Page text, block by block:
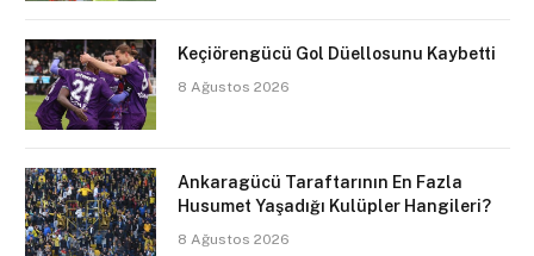
Keçiörengücü Gol Düellosunu Kaybetti
8 Ağustos 2026
Ankaragücü Taraftarının En Fazla
Husumet Yaşadığı Kulüpler Hangileri?
8 Ağustos 2026